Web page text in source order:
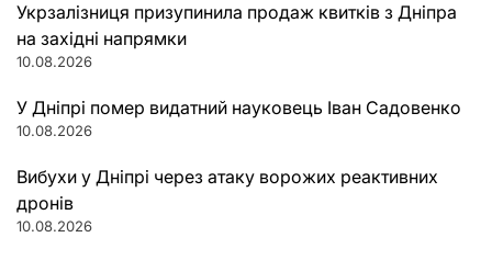
Укрзалізниця призупинила продаж квитків з Дніпра
на західні напрямки
10.08.2026
У Дніпрі помер видатний науковець Іван Садовенко
10.08.2026
Вибухи у Дніпрі через атаку ворожих реактивних
дронів
10.08.2026